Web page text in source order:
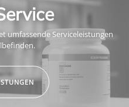
umfassende Serviceleistungen